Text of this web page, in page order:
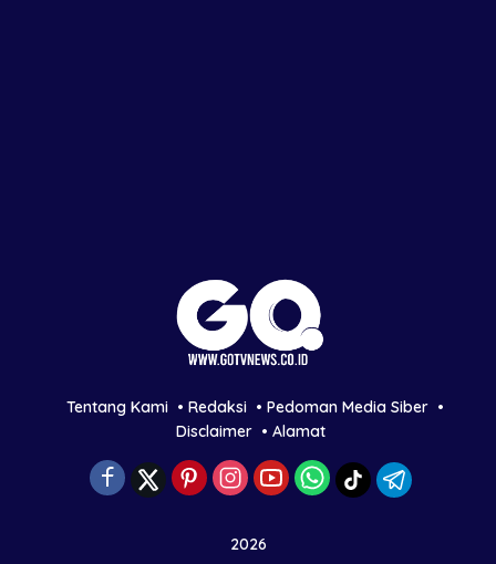
Tentang Kami Redaksi
Pedoman Media Siber
Disclaimer
Alamat
2026